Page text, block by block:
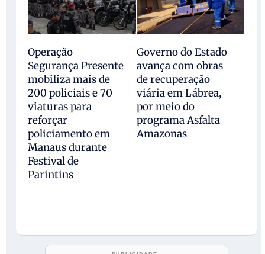
Operação
Segurança Presente
mobiliza mais de
200 policiais e 70
viaturas para
reforçar
policiamento em
Manaus durante
Festival de
Parintins
Governo do Estado
avança com obras
de recuperação
viária em Lábrea,
por meio do
programa Asfalta
Amazonas